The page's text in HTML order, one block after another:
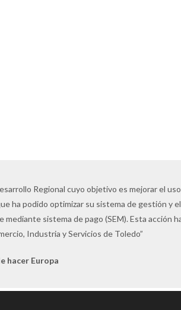
Regional cuyo objetivo es mejorar el
ha podido optimizar su sistema de gestión
sistema de pago (SEM). Esta acción
Industria y Servicios de Toledo”
hacer Europa